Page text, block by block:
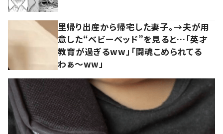
里帰り出産から帰宅した妻子。→夫が用
意した“ベビーベッド”を見ると…「英才
教育が過ぎるww」「闘魂こめられてる
わぁ～ww」